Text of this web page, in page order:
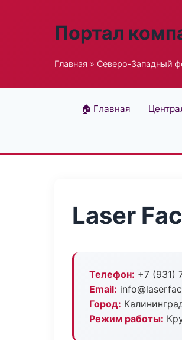
Портал
Главная » Северо-Западный
🏠 Главная
Laser
Телефон: +7 (931)
Email:
Город:
Режим работы: